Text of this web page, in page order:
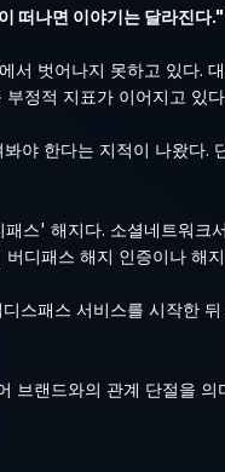
떠나면 이야기는 달라진다."
서 벗어나지 못하고 있다.
정적 지표가 이어지고 있
야 한다는 지적이 나왔다
스' 해지다. 소셜네트워
디패스 해지 인증이나 해
스패스 서비스를 시작한
브랜드와의 관계 단절을